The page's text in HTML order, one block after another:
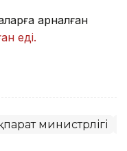
арналған
еді.
министрлігі